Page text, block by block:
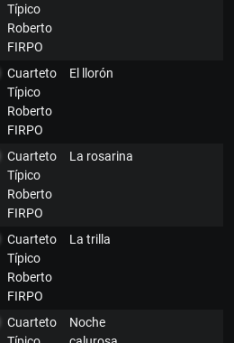
Típico
Roberto
FIRPO
Cuarteto
Típico
Roberto
FIRPO
El llorón
Cuarteto
Típico
Roberto
FIRPO
La rosarina
Cuarteto
Típico
Roberto
FIRPO
La trilla
Cuarteto
Noche